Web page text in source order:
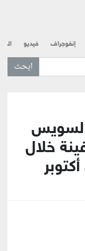
إنفوجراف فيديو
السويس
73 سفينة خلال